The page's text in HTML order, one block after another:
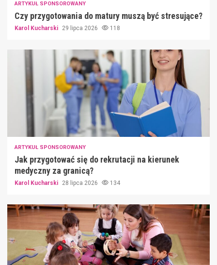
ARTYKUŁ SPONSOROWANY
Czy przygotowania do matury muszą być stresujące?
Karol Kucharski 29 lipca 2026 118
ARTYKUŁ SPONSOROWANY
Jak przygotować się do rekrutacji na kierunek
medyczny za granicą?
Karol Kucharski 28 lipca 2026 134